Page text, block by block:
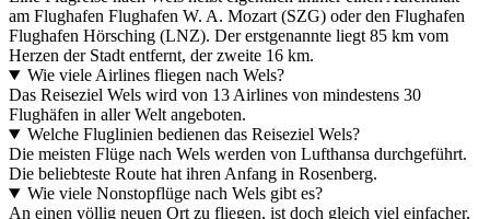
am Flughafen Flughafen W. A. Mozart (SZG) oder den Flughafen
Flughafen Hörsching (LNZ). Der erstgenannte liegt 85 km vom
Herzen der Stadt entfernt, der zweite 16 km.
Wie viele Airlines fliegen nach Wels?
Das Reiseziel Wels wird von 13 Airlines von mindestens 30
Flughäfen in aller Welt angeboten.
Welche Fluglinien bedienen das Reiseziel Wels?
Die meisten Flüge nach Wels werden von Lufthansa durchgeführt.
Die beliebteste Route hat ihren Anfang in Rosenberg.
Wie viele Nonstopflüge nach Wels gibt es?
An einen völlig neuen Ort zu fliegen, ist doch gleich viel einfacher,